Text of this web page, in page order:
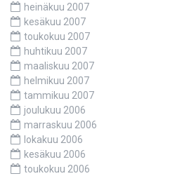
heinäkuu 2007
kesäkuu 2007
toukokuu 2007
huhtikuu 2007
maaliskuu 2007
helmikuu 2007
tammikuu 2007
joulukuu 2006
marraskuu 2006
lokakuu 2006
kesäkuu 2006
toukokuu 2006